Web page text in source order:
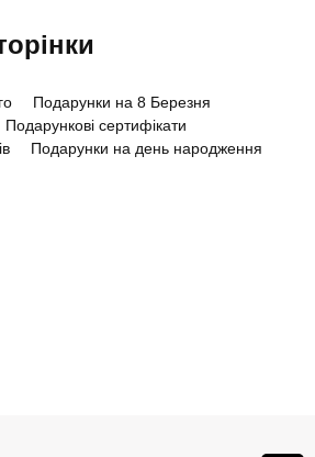
Подарунки на 8 Березня
Подарункові сертифікати
Подарунки на день народження